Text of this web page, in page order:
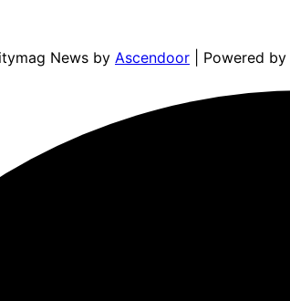
News by Ascendoor | Powered by